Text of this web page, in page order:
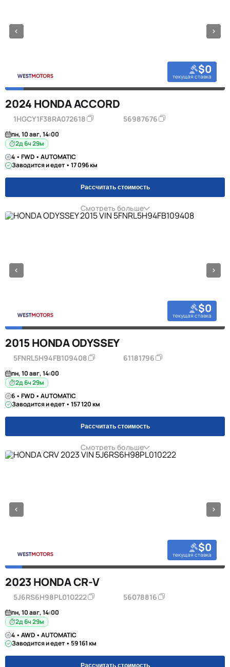
$0
текущая ставка
2024 HONDA ACCORD
1HGCY1F38RA072618 56987676
пн, 10 авг, 14:00
2д 6ч 29м
4 • FWD • AUTOMATIC
Заводится и едет • 17 096 км
Рассчитать стоимость
Смотреть больше
$0
текущая ставка
2015 HONDA ODYSSEY
5FNRL5H94FB109408 61181796
пн, 10 авг, 14:00
2д 6ч 29м
6 • FWD • AUTOMATIC
Заводится и едет • 157 120 км
Рассчитать стоимость
Смотреть больше
$0
текущая ставка
2023 HONDA CR-V
5J6RS6H98PL010222 56078816
пн, 10 авг, 14:00
2д 6ч 29м
4 • AWD • AUTOMATIC
Заводится и едет • 59 161 км
Рассчитать стоимость